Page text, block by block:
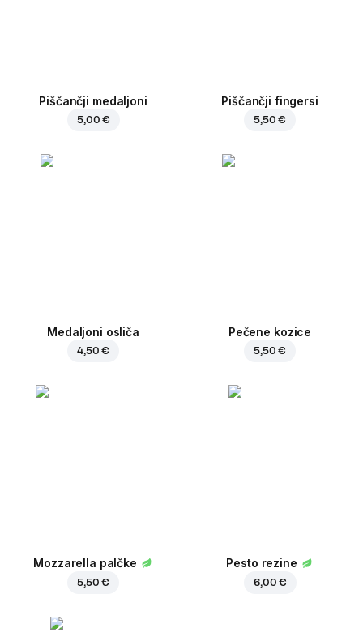
Piščančji medaljoni
5,00 €
Piščančji fingersi
5,50 €
Medaljoni osliča
4,50 €
Pečene kozice
5,50 €
Mozzarella palčke
5,50 €
Pesto rezine
6,00 €